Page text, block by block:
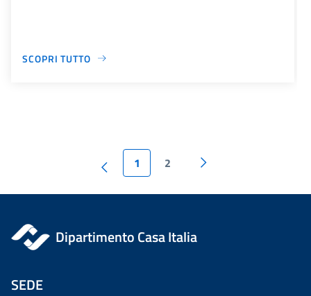
SCOPRI TUTTO
1 2
Dipartimento Casa Italia
SEDE